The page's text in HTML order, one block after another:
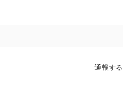
通報する